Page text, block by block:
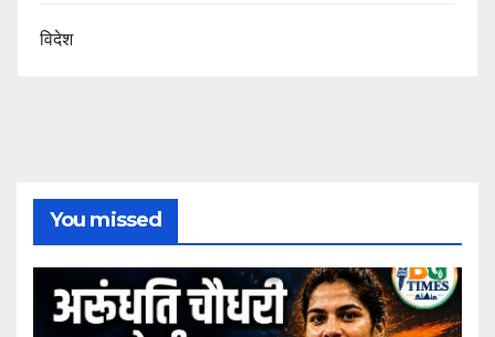
विदेश
You missed